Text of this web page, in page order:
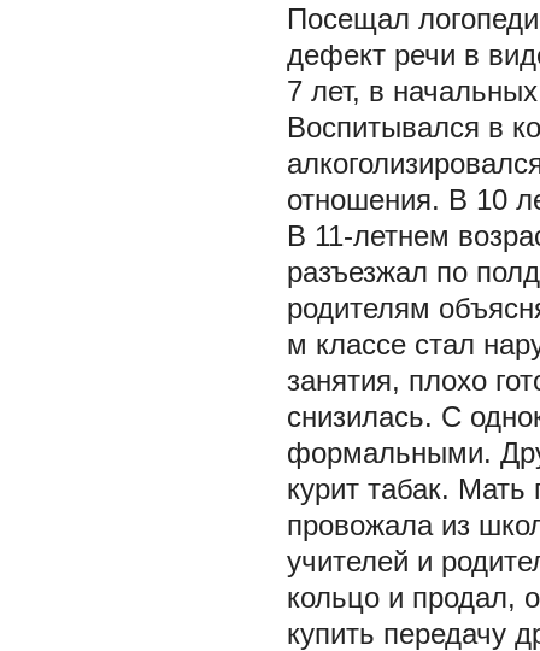
Посещал
дефект речи в
7 лет, в
Воспитывался в
отношения. В 10
В 11-летнем
разъезжал по
родителям
м классе стал
занятия, плохо
снизилась. С
формальными.
курит табак. Мать
провожала из
учителей и
кольцо и продал,
купить передачу